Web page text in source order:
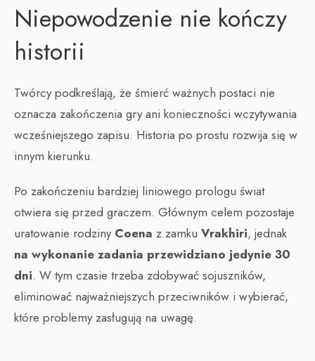
Niepowodzenie nie kończy
historii
Twórcy podkreślają, że śmierć ważnych postaci nie
oznacza zakończenia gry ani konieczności wczytywania
wcześniejszego zapisu. Historia po prostu rozwija się w
innym kierunku.
Po zakończeniu bardziej liniowego prologu świat
otwiera się przed graczem. Głównym celem pozostaje
uratowanie rodziny Coena z zamku Vrakhiri, jednak
na wykonanie zadania przewidziano jedynie 30
dni. W tym czasie trzeba zdobywać sojuszników,
eliminować najważniejszych przeciwników i wybierać,
które problemy zasługują na uwagę.